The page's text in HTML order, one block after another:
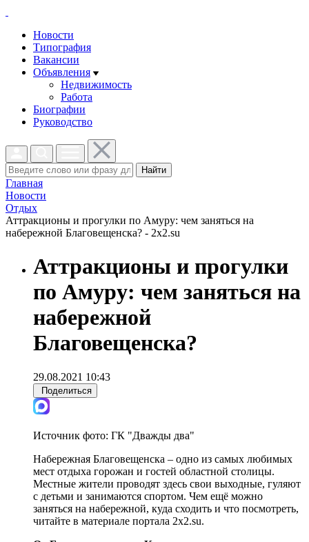
Новости
Типография
Вакансии
Объявления
Недвижимость
Работа
Биографии
Руководство
Найти
Главная
Новости
Отдых
Аттракционы и прогулки по Амуру: чем заняться на
набережной Благовещенска? - 2x2.su
Аттракционы и прогулки
по Амуру: чем заняться на
набережной
Благовещенска?
29.08.2021 10:43
Поделиться
Источник фото: ГК "Дважды два"
Набережная Благовещенска – одно из самых любимых
мест отдыха горожан и гостей областной столицы.
Местные жители проводят здесь свои выходные, гуляют
с детьми и занимаются спортом. Чем ещё можно
заняться на набережной, куда сходить и что посмотреть,
читайте в материале портала 2x2.su.